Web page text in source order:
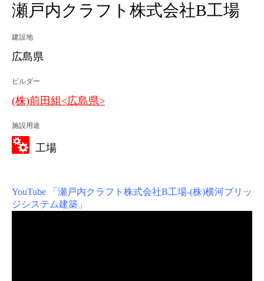
瀬戸内クラフト株式会社B工場
建設地
広島県
ビルダー
(株)前田組<広島県>
施設用途
工場
YouTube 「瀬戸内クラフト株式会社B工場-(株)横河ブリッ
ジシステム建築」